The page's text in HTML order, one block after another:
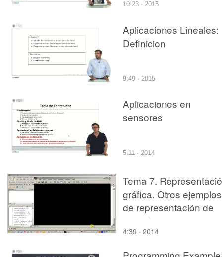
10:23 · 2015
Aplicaciones Lineales:
Definicion
9:49 · 2015
Aplicaciones en
sensores
5:11 · 2014
Tema 7.
gráfica. Otros ejemplos
de representación de
superficies.
4:39 · 2014